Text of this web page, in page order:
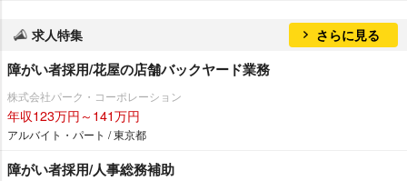
求人特集 さらに見る
障がい者採用/花屋の店舗バックヤード業務
株式会社パーク・コーポレーション
年収123万円～141万円
アルバイト・パート / 東京都
障がい者採用/人事総務補助